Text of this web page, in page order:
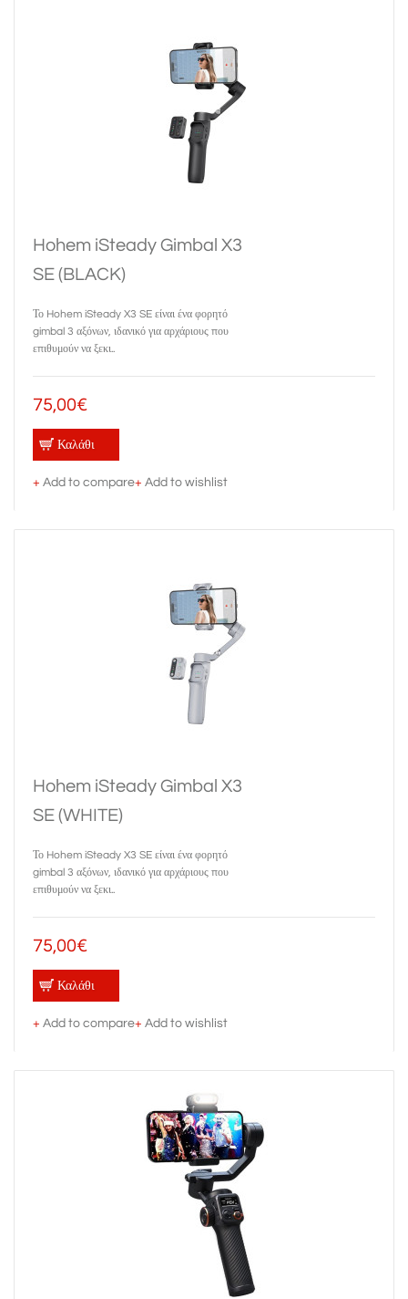
Hohem iSteady Gimbal X3
SE (BLACK)
Το Hohem iSteady X3 SE είναι ένα φορητό
gimbal 3 αξόνων, ιδανικό για αρχάριους που
επιθυμούν να ξεκι..
75,00€
Καλάθι
+ Add to compare+ Add to wishlist
Hohem iSteady Gimbal X3
SE (WHITE)
Το Hohem iSteady X3 SE είναι ένα φορητό
gimbal 3 αξόνων, ιδανικό για αρχάριους που
επιθυμούν να ξεκι..
75,00€
Καλάθι
+ Add to compare+ Add to wishlist